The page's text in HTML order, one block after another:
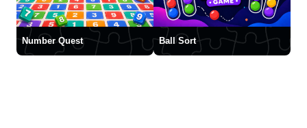
Number Quest Ball Sort